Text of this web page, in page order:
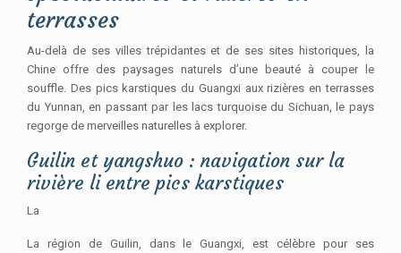
terrasses
Au-delà de ses villes trépidantes et de ses sites historiques, la
Chine offre des paysages naturels d’une beauté à couper le
souffle. Des pics karstiques du Guangxi aux rizières en terrasses
du Yunnan, en passant par les lacs turquoise du Sichuan, le pays
regorge de merveilles naturelles à explorer.
Guilin et yangshuo : navigation sur la
rivière li entre pics karstiques
La
La région de Guilin, dans le Guangxi, est célèbre pour ses